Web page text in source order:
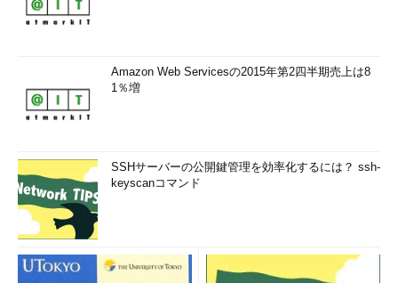
Amazon Web Servicesの2015年第2四半期売上は8
1％増
SSHサーバーの公開鍵管理を効率化するには？ ssh-
keyscanコマンド